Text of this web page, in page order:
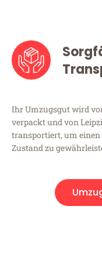
Ihr Umzugsgut wird
verpackt und von
transportiert, um einen
Zustand zu